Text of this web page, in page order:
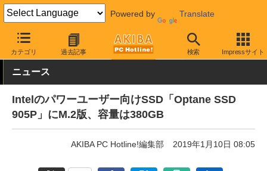
Powered by Translate
カテゴリ 過去記事 検索 Impressサイト
AKIBA PC Hotline! PCパーツ SSD
ニュース
Intelのパワーユーザー向けSSD「Optane SSD
905P」にM.2版、容量は380GB
AKIBA PC Hotline!編集部 2019年1月10日 08:05